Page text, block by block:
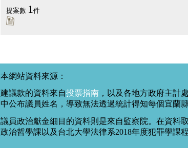
提案數 1件
本網站資料來源：
建議款的資料來自投票指南 ，以及各地方政府主計
中公布議員姓名，導致無法透過統計得知每個宜蘭
議員政治獻金細目的資料則是來自監察院。在資料
政治哲學課以及台北大學法律系2018年度犯罪學課